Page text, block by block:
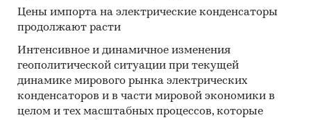
Цены импорта на электрические конденсаторы
продолжают расти
Интенсивное и динамичное изменения
геополитической ситуации при текущей
динамике мирового рынка электрических
конденсаторов и в части мировой экономики в
целом и тех масштабных процессов, которые